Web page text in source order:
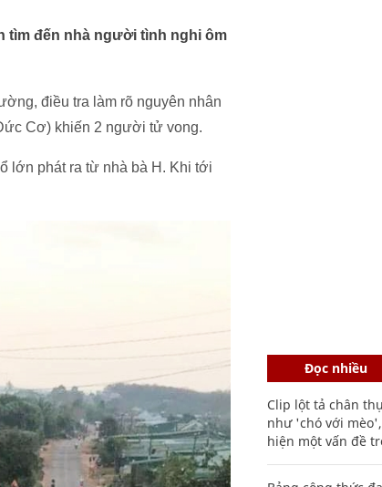
đến nhà người tình nghi ôm
điều tra làm rõ nguyên nhân
Cơ) khiến 2 người tử vong.
lớn phát ra từ nhà bà H. Khi tới
Đọc nhiều
Clip lột tả chân
như 'chó với
hiện một vấn đề